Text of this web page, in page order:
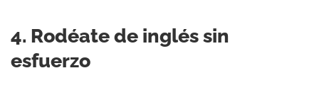
4. Rodéate de inglés sin
esfuerzo